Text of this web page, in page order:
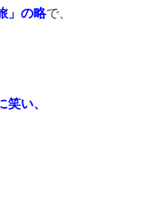
」の略で、
笑い、